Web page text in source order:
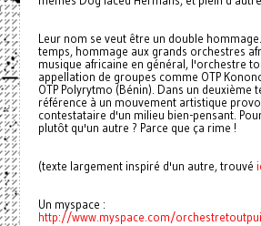
Leur nom se veut être un double
temps, hommage aux grands orchestres
musique africaine en général, l'orchestre
appellation de groupes comme OTP
OTP Polyrytmo (Bénin). Dans un deuxième
référence à un mouvement artistique
contestataire d'un milieu bien-pensant.
plutôt qu'un autre ? Parce que ça rime !
(texte largement inspiré d'un autre, trouvé
Un myspace :
http://www.myspace.com/